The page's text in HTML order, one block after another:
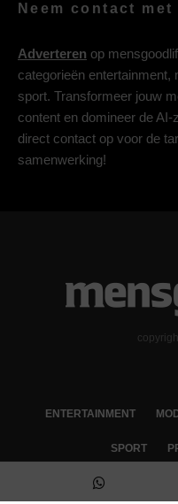
Neem contact met
Adverteren op
categorieën entertainment,
sport. Transformeer jouw
content en domineer de
direct contact op voor de
samenwerking!
ENTERTAINMENT
SPORT